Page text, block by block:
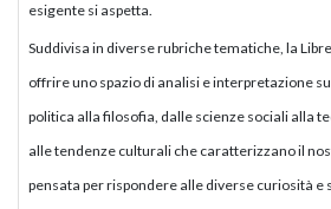
esigente si aspetta.
Suddivisa in diverse rubriche tematiche, la
offrire uno spazio di analisi e interpretazione
politica alla filosofia, dalle scienze sociali alla
alle tendenze culturali che caratterizzano il
pensata per rispondere alle diverse curiosità e